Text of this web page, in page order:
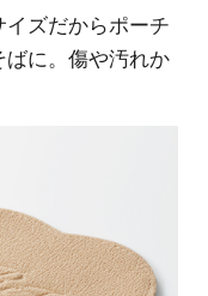
ズだからポーチ
に。傷や汚れか